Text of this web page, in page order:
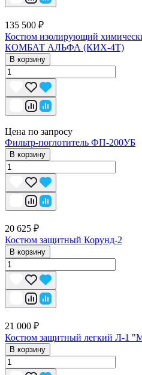
135 500 ₽
Костюм изолирующий
КОМБАТ АЛЬФА (КИХ-4Т)
В корзину
Цена по запросу
Фильтр-поглотитель ФП-200УБ
В корзину
20 625 ₽
Костюм защитный Корунд-2
В корзину
21 000 ₽
Костюм защитный легкий Л-1
В корзину